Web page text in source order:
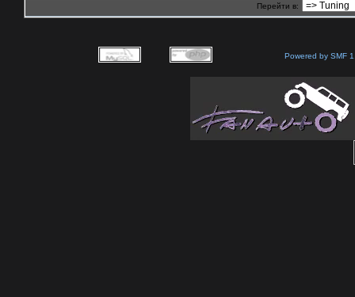
Перейти в:
Powered by SMF